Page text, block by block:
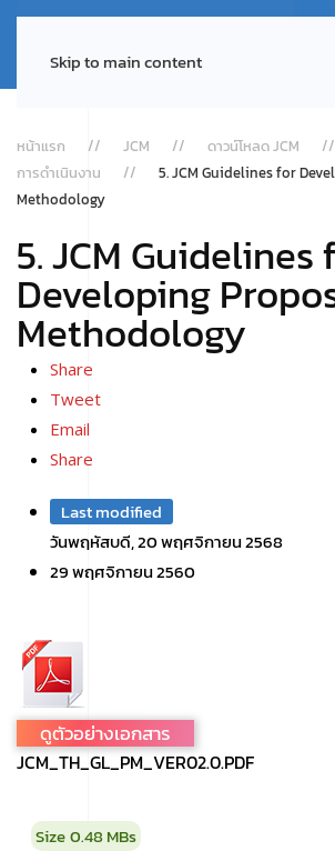
Skip to main content
หน้าแรก JCM ดาวน์โหลด JCM
การดำเนินงาน
5. JCM Guidelines for
Methodology
5. JCM Guidelines
Developing
Methodology
Share
Tweet
Email
Share
Last modified
วันพฤหัสบดี, 20 พฤศจิกายน 2568
29 พฤศจิกายน 2560
ดูตัวอย่างเอกสาร
JCM_TH_GL_PM_VER02.0.PDF
Size0.48 MBs